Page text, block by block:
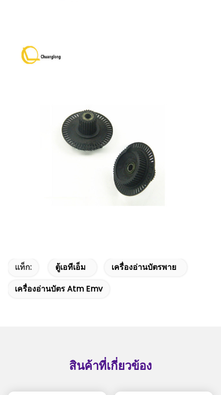
แท็ก: ตู้เอทีเอ็ม
เครื่องอ่านบัตรพาย
เครื่องอ่านบัตร Atm Emv
สินค้าที่เกี่ยวข้อง